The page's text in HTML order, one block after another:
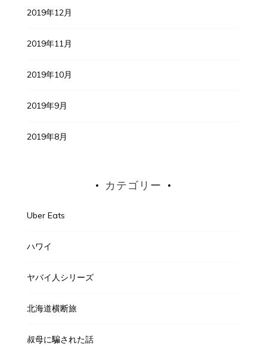
2019年12月
2019年11月
2019年10月
2019年9月
2019年8月
カテゴリー
Uber Eats
ハワイ
ヤバイ人シリーズ
北海道横断旅
叔母に騙された話